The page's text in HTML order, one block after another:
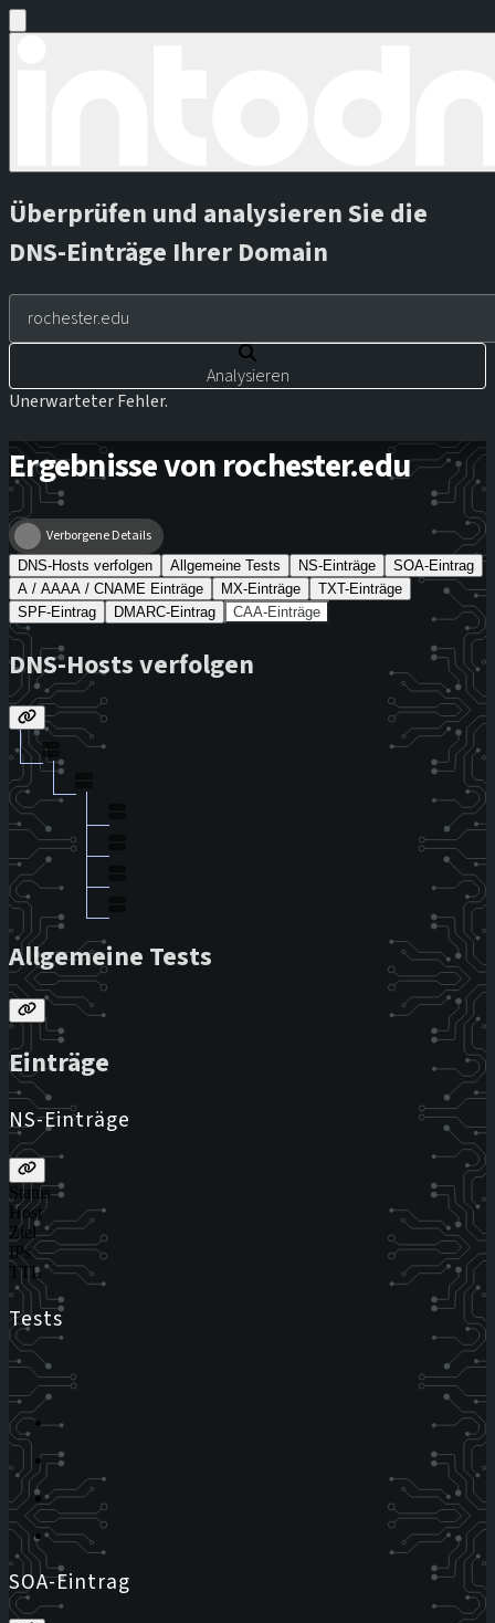
Überprüfen und analysieren Sie die
DNS-Einträge Ihrer Domain
Analysieren
Unerwarteter Fehler.
Ergebnisse von rochester.edu
Verborgene Details
DNS-Hosts verfolgen Allgemeine Tests NS-Einträge
SOA-Eintrag
A / AAAA / CNAME Einträge
MX-Einträge
TXT-Einträge
SPF-Eintrag
DMARC-Eintrag CAA-Einträge
DNS-Hosts verfolgen
Allgemeine Tests
Einträge
NS-Einträge
Status
Host
Ziel
IPs
TTL
Tests
SOA-Eintrag